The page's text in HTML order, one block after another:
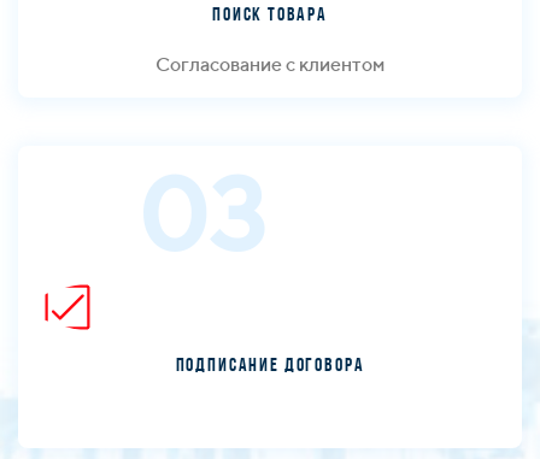
Поиск товара
Согласование с клиентом
03
Подписание договора